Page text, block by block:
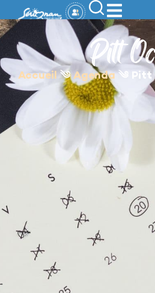
principal
Pitt
Accueil༄Agenda ༄ Pitt